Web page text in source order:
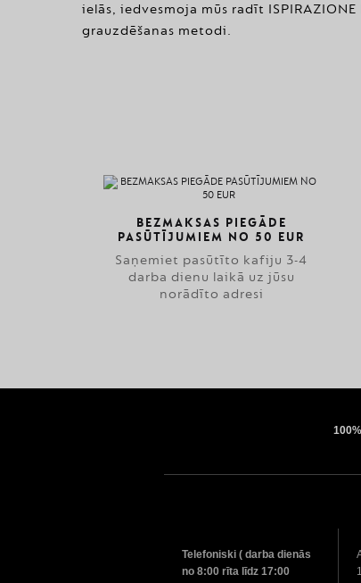
ielās, iedvesmoja mūs radīt
grauzdēšanas metodi.
BEZMAKSAS PIEGĀDE
PASŪTĪJUMIEM NO 50 EUR
Saņemiet pasūtīto kafiju 3-4
darba dienu laikā uz jūsu
norādīto adresi
Telefoniski ( darba dienās
no 8:00 rīta līdz 17:00